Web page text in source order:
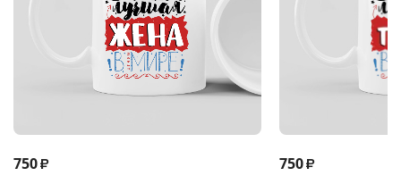
750₽ 750₽